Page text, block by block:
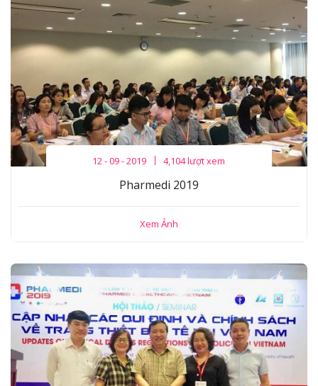
12 - 09 - 2019 4,104 lượt xem
Pharmedi 2019
Xem Ảnh